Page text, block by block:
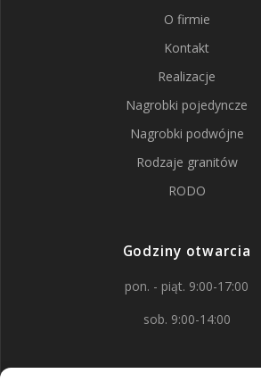
O firmie
Kontakt
Realizacje
Nagrobki pojedyncze
Nagrobki podwójne
Rodzaje granitów
RODO
Godziny otwarcia
pon. - piąt. 9:00-17:00
sob. 9:00-14:00